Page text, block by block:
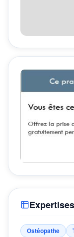
Ostéopathe